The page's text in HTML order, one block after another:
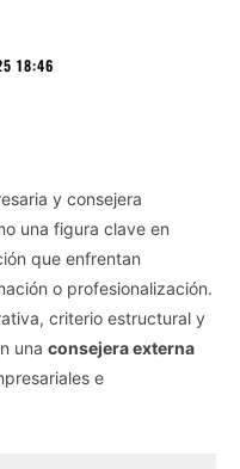
18:46
y consejera
una figura clave en
que enfrentan
o profesionalización.
criterio estructural y
una consejera externa
e